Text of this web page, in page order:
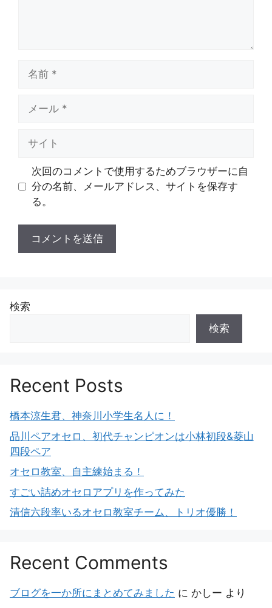
次回のコメントで使用するためブラウザーに自
分の名前、メールアドレス、サイトを保存す
る。
検索
検索
Recent Posts
橋本涼生君、神奈川小学生名人に！
品川ペアオセロ、初代チャンピオンは小林初段&菱山
四段ペア
オセロ教室、自主練始まる！
すごい詰めオセロアプリを作ってみた
清信六段率いるオセロ教室チーム、トリオ優勝！
Recent Comments
ブログを一か所にまとめてみました に かしー より